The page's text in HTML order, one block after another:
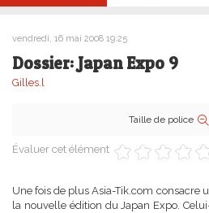
vendredi, 16 mai 2008 19:25
Dossier: Japan Expo 9
Gilles.l
Taille de police
Évaluer cet élément
Une fois de plus Asia-Tik.com consacre
la nouvelle édition du Japan Expo.